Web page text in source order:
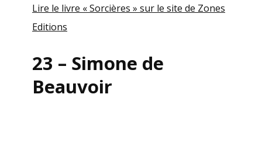
Lire le livre « Sorcières » sur le site de Zones
Editions
23 – Simone de
Beauvoir